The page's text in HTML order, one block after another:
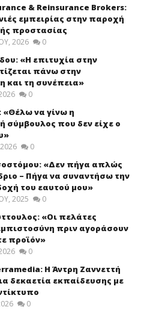
& Reinsurance Brokers:
εμπειρίας στην παροχή
προστασίας
2026 0
«Η επιτυχία στην
πάνω στην
και τη συνέπεια»
0
«Θέλω να γίνω η
σύμβουλος που δεν είχε ο
0
«Δεν πήγα απλώς
– Πήγα να συναντήσω την
του εαυτού μου»
2025 0
«Οι πελάτες
πριν αγοράσουν
προϊόν»
0
Η Άντρη Ζαννεττή
δεκαετία εκπαίδευσης με
0